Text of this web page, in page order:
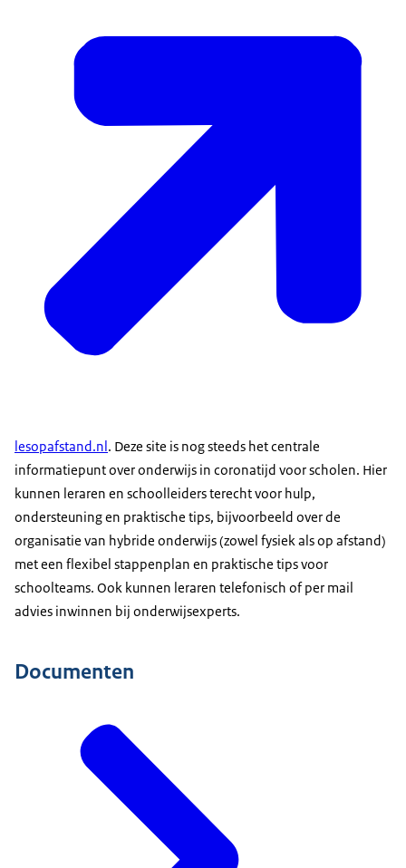
lesopafstand.nl. Deze site is nog steeds het centrale
informatiepunt over onderwijs in coronatijd voor scholen. Hier
kunnen leraren en schoolleiders terecht voor hulp,
ondersteuning en praktische tips, bijvoorbeeld over de
organisatie van hybride onderwijs (zowel fysiek als op afstand)
met een flexibel stappenplan en praktische tips voor
schoolteams. Ook kunnen leraren telefonisch of per mail
advies inwinnen bij onderwijsexperts.
Documenten